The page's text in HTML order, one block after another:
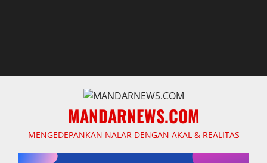
MANDARNEWS.COM
MENGEDEPANKAN NALAR DENGAN AKAL & REALITAS